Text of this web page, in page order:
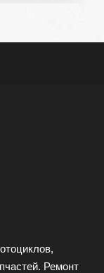
Ремонт